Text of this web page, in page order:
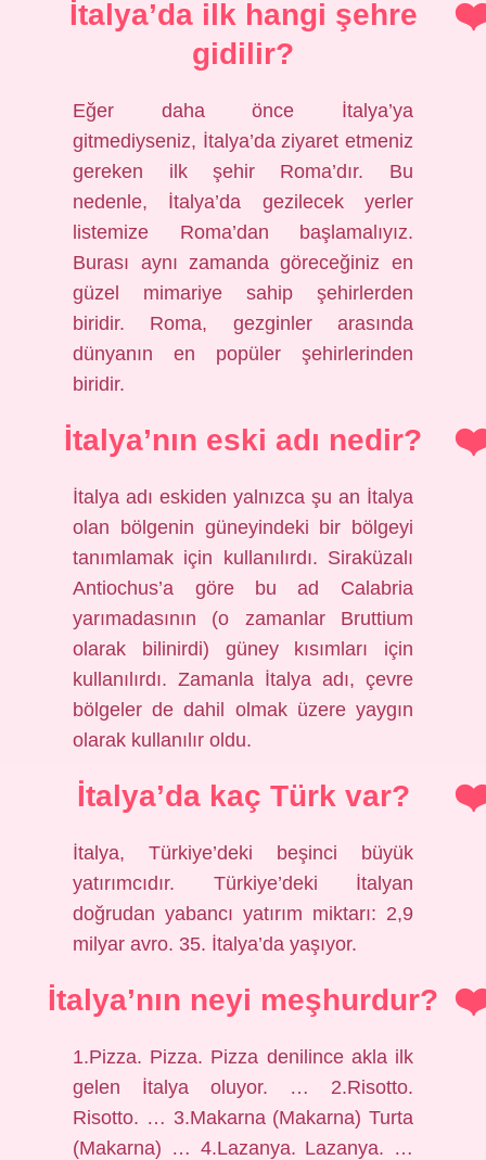
İtalya’da ilk hangi şehre
gidilir?
Eğer daha önce İtalya’ya
gitmediyseniz, İtalya’da ziyaret etmeniz
gereken ilk şehir Roma’dır. Bu
nedenle, İtalya’da gezilecek yerler
listemize Roma’dan başlamalıyız.
Burası aynı zamanda göreceğiniz en
güzel mimariye sahip şehirlerden
biridir. Roma, gezginler arasında
dünyanın en popüler şehirlerinden
biridir.
İtalya’nın eski adı nedir?
İtalya adı eskiden yalnızca şu an İtalya
olan bölgenin güneyindeki bir bölgeyi
tanımlamak için kullanılırdı. Siraküzalı
Antiochus’a göre bu ad Calabria
yarımadasının (o zamanlar Bruttium
olarak bilinirdi) güney kısımları için
kullanılırdı. Zamanla İtalya adı, çevre
bölgeler de dahil olmak üzere yaygın
olarak kullanılır oldu.
İtalya’da kaç Türk var?
İtalya, Türkiye’deki beşinci büyük
yatırımcıdır. Türkiye’deki İtalyan
doğrudan yabancı yatırım miktarı: 2,9
milyar avro. 35. İtalya’da yaşıyor.
İtalya’nın neyi meşhurdur?
1.Pizza. Pizza. Pizza denilince akla ilk
gelen İtalya oluyor. … 2.Risotto.
Risotto. … 3.Makarna (Makarna) Turta
(Makarna) … 4.Lazanya. Lazanya. …